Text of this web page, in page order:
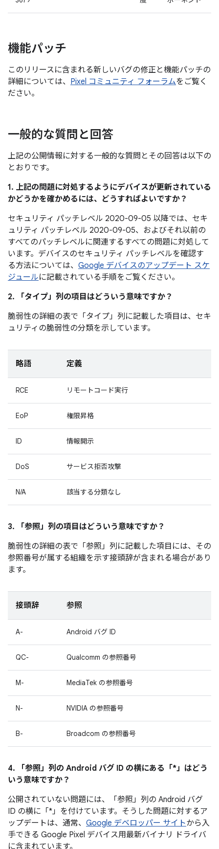
機能パッチ
このリリースに含まれる新しいバグの修正と機能パッチの
詳細については、 Pixel コミュニティ フォーラムをご覧く
ださい。
一般的な質問と回答
上記の公開情報に対する一般的な質問とその回答は以下の
とおりです。
1. 上記の問題に対処するようにデバイスが更新されている
かどうかを確かめるには、どうすればよいですか？
セキュリティ パッチレベル 2020-09-05 以降では、セキ
ュリティ パッチレベル 2020-09-05、およびそれ以前の
すべてのパッチレベルに関連するすべての問題に対処して
います。デバイスのセキュリティ パッチレベルを確認す
る方法については、 Google デバイスのアップデート スケ
ジュールに記載されている手順をご覧ください。
2. 「タイプ」 列の項目はどういう意味ですか？
脆弱性の詳細の表で「タイプ」 列に記載した項目は、セキ
ュリティの脆弱性の分類を示しています。
略語 定義
RCE リモートコード実行
EoP 権限昇格
ID 情報開示
DoS サービス拒否攻撃
N/A 該当する分類なし
3. 「参照」 列の項目はどういう意味ですか？
脆弱性の詳細の表で「参照」 列に記載した項目には、その
参照番号が属する組織を示す接頭辞が含まれる場合があり
ます。
接頭辞 参照
A- Android バグ ID
QC- Qualcomm の参照番号
M- MediaTek の参照番号
N- NVIDIA の参照番号
B- Broadcom の参照番号
4. 「参照」 列の Android バグ ID の横にある「*」はどう
いう意味ですか？
公開されていない問題には、「参照」 列の Android バグ
ID の横に「*」を付けています。そうした問題に対するア
ップデートは、通常、 Google デベロッパー サイトから入
手できる Google Pixel デバイス用最新バイナリ ドライバ
に含まれています。